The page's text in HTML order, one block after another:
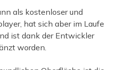
als kostenloser und
hat sich aber im Laufe
ist dank der Entwickler
worden.